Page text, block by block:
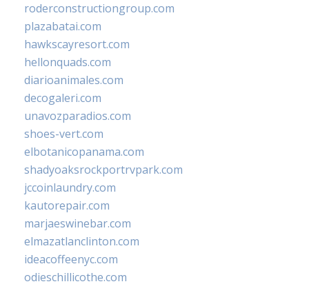
roderconstructiongroup.com
plazabatai.com
hawkscayresort.com
hellonquads.com
diarioanimales.com
decogaleri.com
unavozparadios.com
shoes-vert.com
elbotanicopanama.com
shadyoaksrockportrvpark.com
jccoinlaundry.com
kautorepair.com
marjaeswinebar.com
elmazatlanclinton.com
ideacoffeenyc.com
odieschillicothe.com